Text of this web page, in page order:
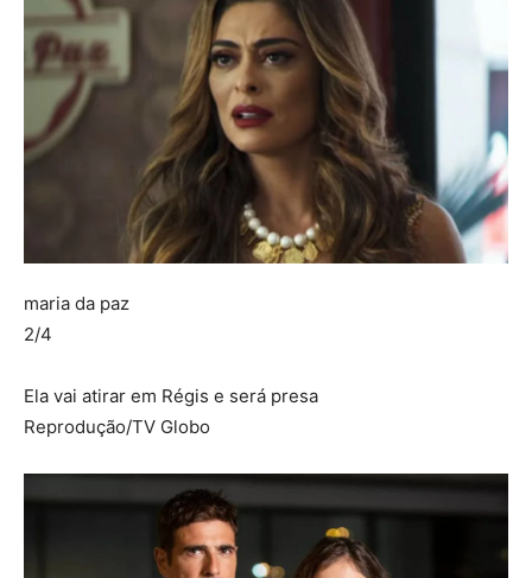
maria da paz
2/4
Ela vai atirar em Régis e será presa
Reprodução/TV Globo